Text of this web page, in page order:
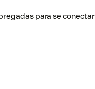
para se conectar